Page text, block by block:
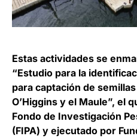
Estas actividades se
“Estudio para la
para captación de
O’Higgins y el Maule”, el
Fondo de Investigación
(FIPA) y ejecutado por